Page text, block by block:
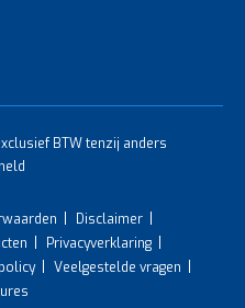
BTW tenzij anders
Disclaimer
Privacyverklaring
Veelgestelde vragen